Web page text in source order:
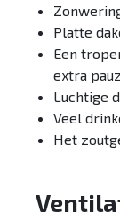
Platte
Een
extra
Luchtige
Veel
Het